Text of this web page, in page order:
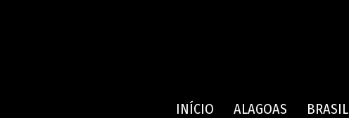
INÍCIO ALAGOAS BRASIL